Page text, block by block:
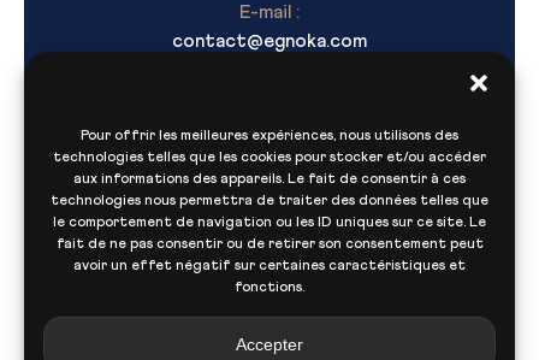
Pour offrir les meilleures expériences, nous utilisons des
technologies telles que les cookies pour stocker et/ou accéder
aux informations des appareils. Le fait de consentir à ces
technologies nous permettra de traiter des données telles que
le comportement de navigation ou les ID uniques sur ce site. Le
fait de ne pas consentir ou de retirer son consentement peut
avoir un effet négatif sur certaines caractéristiques et
fonctions.
Accepter
E-mail :
contact@egnoka.com
Navigation